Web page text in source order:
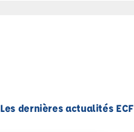
Les dernières actualités ECF